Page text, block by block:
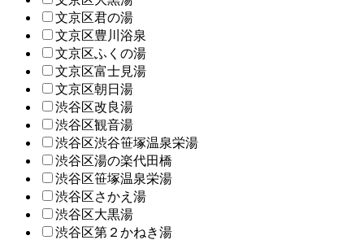
文京区君の湯
文京区豊川浴泉
文京区ふくの湯
文京区富士見湯
文京区朝日湯
渋谷区改良湯
渋谷区観音湯
渋谷区渋谷笹塚温泉栄湯
渋谷区湯の楽代田橋
渋谷区笹塚温泉栄湯
渋谷区さかえ湯
渋谷区大黒湯
渋谷区第２かねき湯